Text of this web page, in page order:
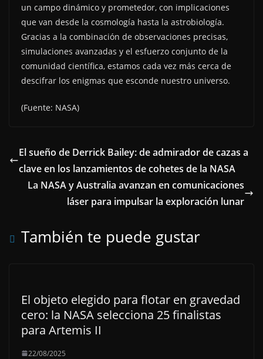
un campo dinámico y prometedor, con implicaciones
que van desde la cosmología hasta la astrobiología.
Gracias a la combinación de observaciones precisas,
simulaciones avanzadas y el esfuerzo conjunto de la
comunidad científica, estamos cada vez más cerca de
descifrar los enigmas que esconde nuestro universo.
(Fuente: NASA)
El sueño de Derrick Bailey: de admirador de cazas a
clave en los lanzamientos de cohetes de la NASA
La NASA y Australia avanzan en comunicaciones
láser para impulsar la exploración lunar
También te puede gustar
El objeto elegido para flotar en gravedad
cero: la NASA selecciona 25 finalistas
para Artemis II
22/08/2025